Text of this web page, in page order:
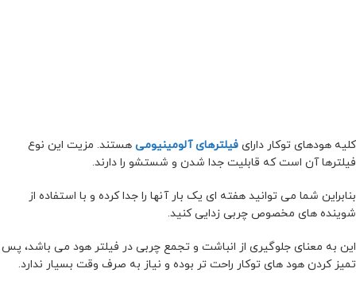
کلیه هودهای توکار دارای فیلترهای آلومینیومی هستند. مزیت این نوع
فیلترها آن است که قابلیت جدا شدن و شستشو را دارند.
بنابراین شما می توانید هفته ای یک بار آنها را جدا کرده و با استفاده از
شوینده های مخصوص چربی زدایی کنید.
این به معنای جلوگیری از انباشت و تجمع چربی در فیلتر هود می باشد، پس
تمیز کردن هود های توکار راحت تر بوده و نیاز به صرف وقت بسیار ندارد.